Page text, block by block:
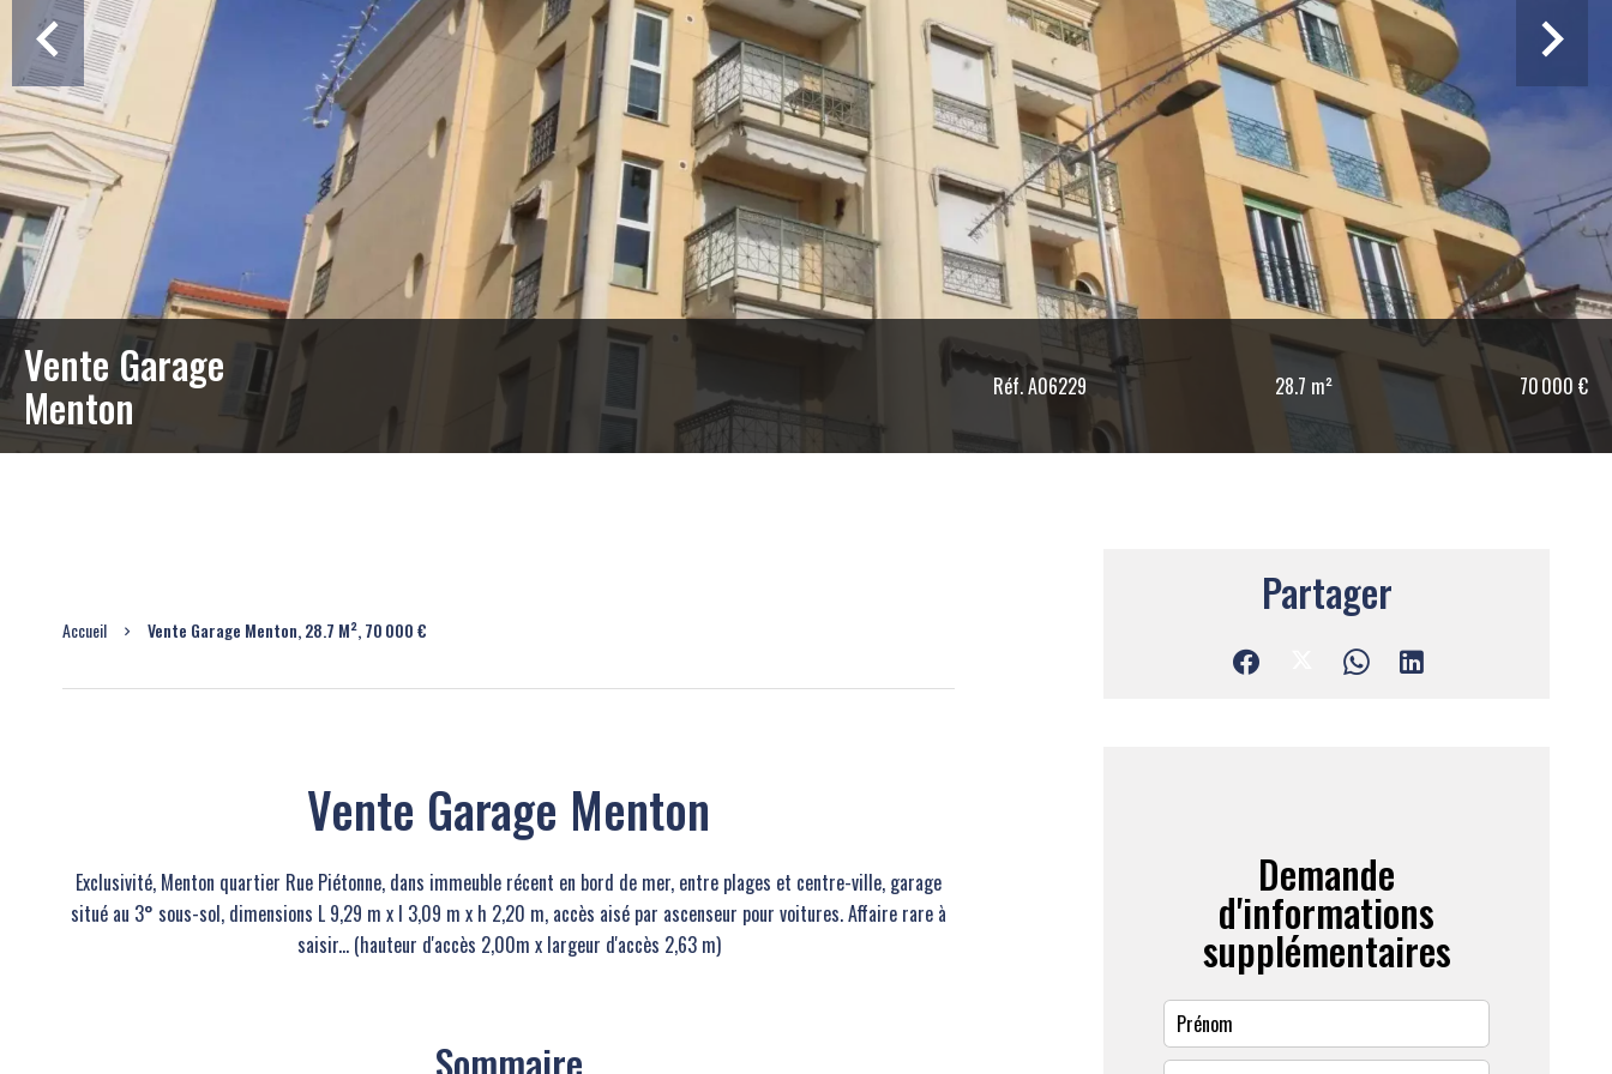
Vente Garage
Menton Réf. A06229 28.7 m² 70 000 €
Accueil Vente Garage Menton, 28.7 M², 70 000 €
Vente Garage Menton
Exclusivité, Menton quartier Rue Piétonne, dans immeuble récent en bord de mer, entre plages et centre-ville, garage
situé au 3° sous-sol, dimensions L 9,29 m x l 3,09 m x h 2,20 m, accès aisé par ascenseur pour voitures. Affaire rare à
saisir... (hauteur d'accès 2,00m x largeur d'accès 2,63 m)
Sommaire
Partager
Demande
d'informations
supplémentaires